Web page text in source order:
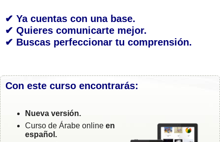
✔ Ya cuentas con una base.
✔ Quieres comunicarte mejor.
✔ Buscas perfeccionar tu comprensión.
Con este curso encontrarás:
Nueva versión.
Curso de Árabe online en
español.